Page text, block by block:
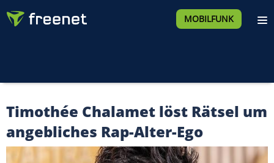
MOBILFUNK
Timothée Chalamet löst Rätsel um
angebliches Rap-Alter-Ego